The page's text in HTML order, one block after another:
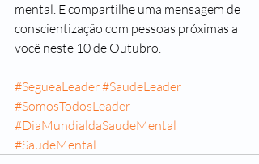
mental. E compartilhe uma mensagem de
conscientização com pessoas próximas a
você neste 10 de Outubro.
#SegueaLeader#SaudeLeader
#SomosTodosLeader
#DiaMundialdaSaudeMental
#SaudeMental